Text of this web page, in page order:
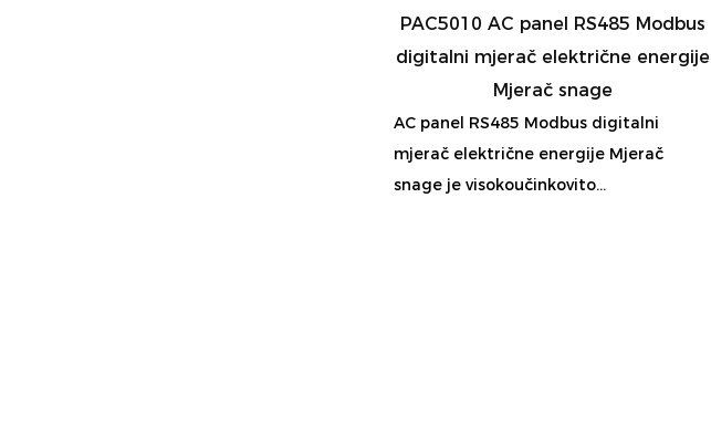
PAC5010 AC panel RS485 Modbus
digitalni mjerač električne energije
Mjerač snage
AC panel RS485 Modbus digitalni
mjerač električne energije Mjerač
snage je visokoučinkovito...